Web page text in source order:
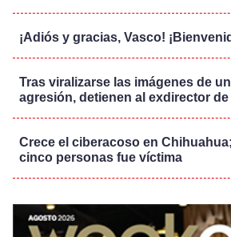
¡Adiós y gracias, Vasco!
Tras viralizarse las imágenes de
agresión, detienen al exdirector de
Crece el ciberacoso en
cinco personas fue víctima